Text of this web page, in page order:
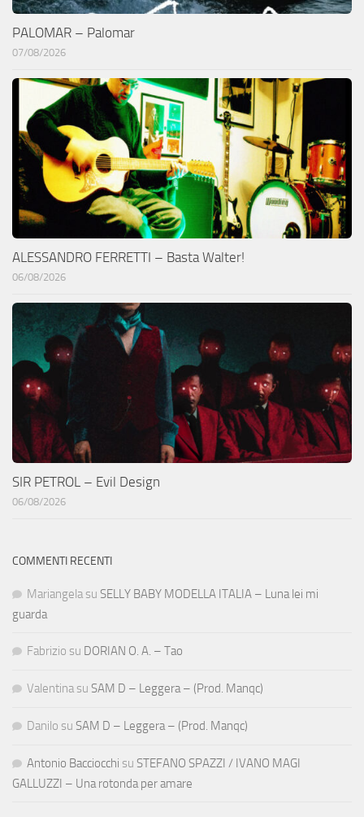
PALOMAR – Palomar
07/08/2026
ALESSANDRO FERRETTI – Basta Walter!
06/08/2026
SIR PETROL – Evil Design
06/08/2026
COMMENTI RECENTI
Mariangela su SELLY BABY MODELLA ITALIA – Luna lei mi
guarda
Fabrizio su DORIAN O. A. – Tao
Valentina su SAM D – Leggera – (Prod. Manqc)
Danilo su SAM D – Leggera – (Prod. Manqc)
Antonio Bacciocchi su STEFANO SPAZZI / IVANO MAGI
GALLUZZI – Una rotonda per amare